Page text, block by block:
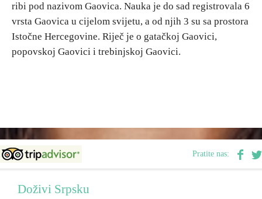
ribi pod nazivom Gaovica. Nauka je do sad registrovala 6
vrsta Gaovica u cijelom svijetu, a od njih 3 su sa prostora
Istočne Hercegovine. Riječ je o gatačkoj Gaovici,
popovskoj Gaovici i trebinjskoj Gaovici.
Pratite nas:
Doživi Srpsku